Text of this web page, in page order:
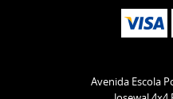
Avenida Escola